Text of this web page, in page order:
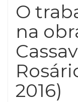
O
na
2016)